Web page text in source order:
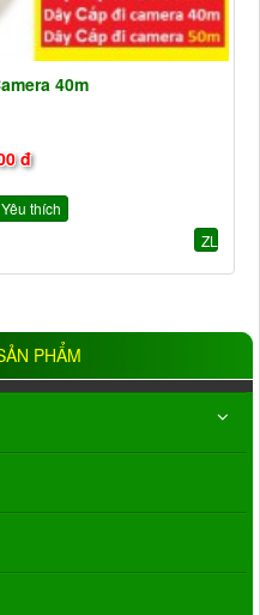
40m
đ
Yêu thích
ZL
PHẨM